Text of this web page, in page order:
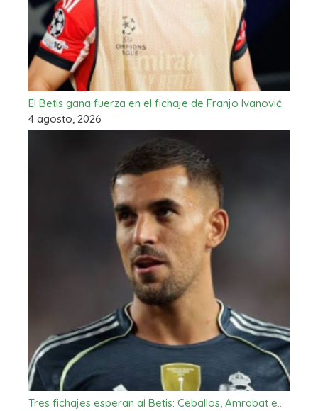
El Betis gana fuerza en el fichaje de Franjo Ivanović
4 agosto, 2026
Tres fichajes esperan al Betis: Ceballos, Amrabat e…